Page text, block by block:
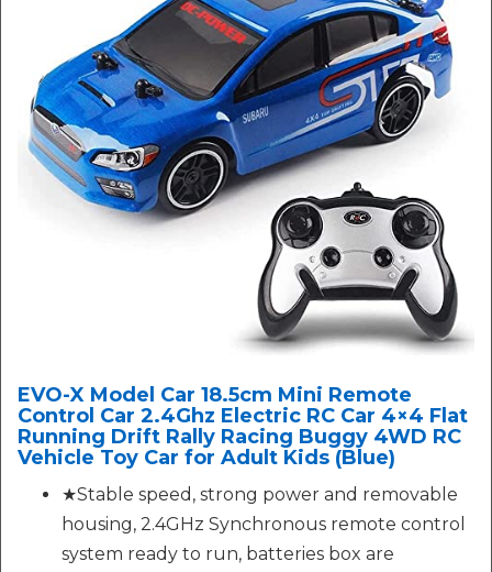
EVO-X Model Car 18.5cm Mini Remote
Control Car 2.4Ghz Electric RC Car 4×4 Flat
Running Drift Rally Racing Buggy 4WD RC
Vehicle Toy Car for Adult Kids (Blue)
★Stable speed, strong power and removable
housing, 2.4GHz Synchronous remote control
system ready to run, batteries box are